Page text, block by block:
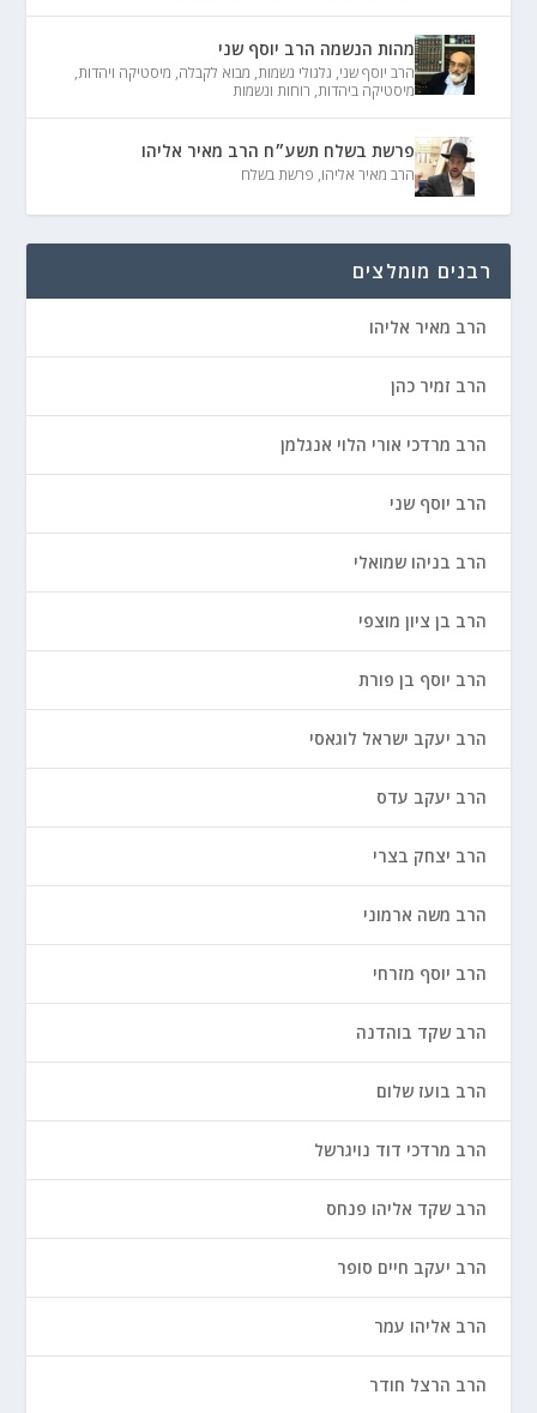
מהות הנשמה הרב יוסף שני
הרב יוסף שני, גלגולי נשמות, מבוא לקבלה, מיסטיקה ויהדות,
מיסטיקה ביהדות, רוחות ונשמות
פרשת בשלח תשע״ח הרב מאיר אליהו
הרב מאיר אליהו, פרשת בשלח
רבנים מומלצים
הרב מאיר אליהו
הרב זמיר כהן
הרב מרדכי אורי הלוי אנגלמן
הרב יוסף שני
הרב בניהו שמואלי
הרב בן ציון מוצפי
הרב יוסף בן פורת
הרב יעקב ישראל לוגאסי
הרב יעקב עדס
הרב יצחק בצרי
הרב משה ארמוני
הרב יוסף מזרחי
הרב שקד בוהדנה
הרב בועז שלום
הרב מרדכי דוד נויגרשל
הרב שקד אליהו פנחס
הרב יעקב חיים סופר
הרב אליהו עמר
הרב הרצל חודר